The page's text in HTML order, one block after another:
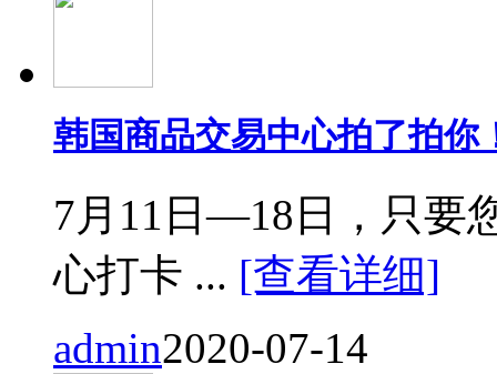
韩国商品交易中心拍了拍你
7月11日—18日，只要
心打卡 ... [查看详细]
admin2020-07-14